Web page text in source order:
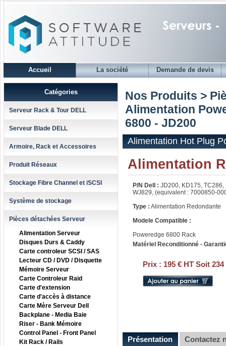
Accueil La société Demande de devis
Catégories
Serveur Rack & Tour DELL
Serveur Blade DELL
Armoire, Rack et Accessoires
Produit Réseaux
Stockage Fibre Channel et iSCSI
Système de stockage
Pièces détachées Serveur
Alimentation Serveur
Disques Durs & Caddy
Carte controleur SCSI / SAS
Lecteur CD / DVD / Disquette
Mémoire Serveur
Carte Controleur Raid
Carte d'extension
Carte d'accès à distance
Carte Mère Serveur Dell
Backplane - Media Baie
Riser - Bank Mémoire
Control Panel - Front Panel
Kit Rack / Rails
Nos Produits >
Alimentation
6800 - JD200
Alimentation Hot Plug
Alimentation
P/N Dell : JD200, KD175,
WJ829, (equivalent : 7000850-
Type : Alimentation Redondante
Modele Compatible :
Poweredge 6800 Rack
Matériel Reconditionné -
Prix : 195 € HT Soit 234
Présentation Contactez